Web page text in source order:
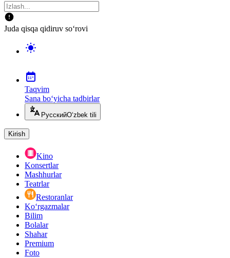
Juda qisqa qidiruv so‘rovi
Taqvim
Sana bo‘yicha tadbirlar
РусскийO‘zbek tili
Kirish
Kino
Konsertlar
Mashhurlar
Teatrlar
Restoranlar
Ko‘rgazmalar
Bilim
Bolalar
Shahar
Premium
Foto